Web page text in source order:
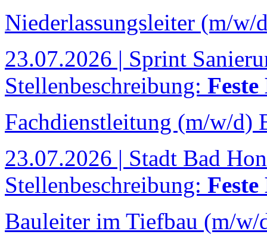
Niederlassungsleiter (m/w/
23.07.2026 | Sprint
Stellenbeschreibung:
Fachdienstleitung (m/w/d)
23.07.2026 | Stadt Bad
Stellenbeschreibung:
Bauleiter im Tiefbau (m/w/